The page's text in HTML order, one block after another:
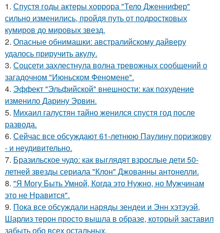
1. Спустя годы актеры хоррора "Тело Дженнифер"
сильно изменились, пройдя путь от подростковых
кумиров до мировых звезд.
2. Опасные обнимашки: австралийскому дайверу
удалось приручить акулу.
3. Соцсети захлестнула волна тревожных сообщений о
загадочном "Июньском Феномене".
4. Эффект "Эльфийской" внешности: как похудение
изменило Дарину Эрвин.
5. Михаил галустян тайно женился спустя год после
развода.
6. Сейчас все обсуждают 61-летнюю Паулину поризкову
- и неудивительно.
7. Бразильское чудо: как выглядят взрослые дети 50-
летней звезды сериала "Клон" Джованны антонелли.
8. "Я Могу Быть Умной, Когда это Нужно, но Мужчинам
это не Нравится".
9. Пока все обсуждали наряды зендеи и Энн хэтэуэй,
Шарлиз терон просто вышла в образе, который заставил
забыть обо всех остальных.